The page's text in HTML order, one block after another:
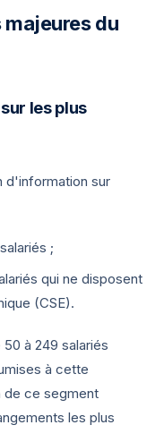
du
les plus
d'information sur
;
qui ne disposent
(CSE).
à 249 salariés
à cette
de ce segment
les plus